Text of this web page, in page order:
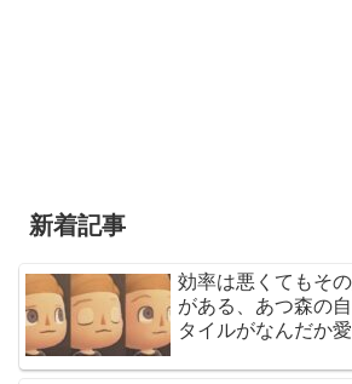
新着記事
効率は悪くてもそ
がある、あつ森の
タイルがなんだか